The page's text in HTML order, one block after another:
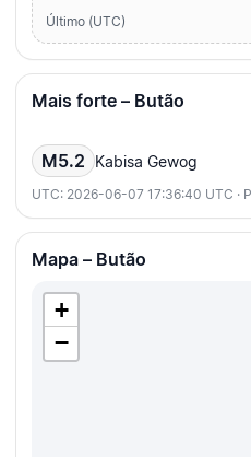
Último (UTC)
Mais forte – Butão
M5.2 Kabisa Gewog
UTC: 2026-06-07 17:36:40 UTC ·
Mapa – Butão
+
−